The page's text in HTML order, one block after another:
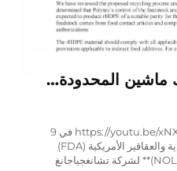
شركة سوتشو بوليتك ماشين المحدودة حصلت على خطاب عدم الاعتراض من إدارة الأغذية والعقاقير الأمريكية (FDA): عملية إعادة تدوير البولي إيثيلين عالي الكثافة المعاد تدويره (rHDPE) مؤهلة للاستخدام في مواد التلامس مع الأغذية!
رابط الفيديو: https://youtu.be/xNXQ0gE6jII 2026 في 9
أبريل 2026، أصدرت إدارة الأغذية والعقاقير الأمريكية (FDA)
رسميًّا **خطاب عدم الاعتراض (NOL)** لشركة تشانغجياجانغ